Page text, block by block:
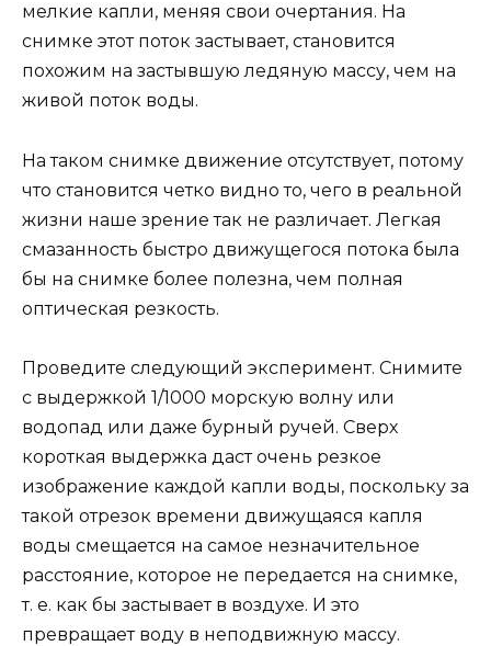
мелкие капли, меняя свои очертания. На
снимке этот поток застывает, становится
похожим на застывшую ледяную массу, чем на
живой поток воды.
На таком снимке движение отсутствует, потому
что становится четко видно то, чего в реальной
жизни наше зрение так не различает. Легкая
смазанность быстро движущегося потока была
бы на снимке более полезна, чем полная
оптическая резкость.
Проведите следующий эксперимент. Снимите
с выдержкой 1/1000 морскую волну или
водопад или даже бурный ручей. Сверх
короткая выдержка даст очень резкое
изображение каждой капли воды, поскольку за
такой отрезок времени движущаяся капля
воды смещается на самое незначительное
расстояние, которое не передается на снимке,
т. е. как бы застывает в воздухе. И это
превращает воду в неподвижную массу.